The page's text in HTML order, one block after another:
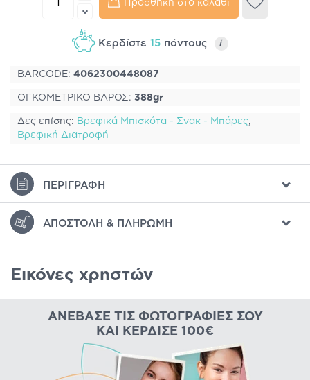
Προσθήκη στο καλάθι
Κερδίστε 15πόντους i
BARCODE: 4062300448087
ΟΓΚΟΜΕΤΡΙΚΟ ΒΑΡΟΣ: 388gr
Δες επίσης: Βρεφικά Μπισκότα - Σνακ - Μπάρες,
Βρεφική Διατροφή
ΠΕΡΙΓΡΑΦΉ
ΑΠΟΣΤΟΛΉ & ΠΛΗΡΩΜΉ
Εικόνες χρηστών
ΑΝΈΒΑΣΕ ΤΙΣ ΦΩΤΟΓΡΑΦΊΕΣ ΣΟΥ
ΚΑΙ ΚΈΡΔΙΣΕ 100€